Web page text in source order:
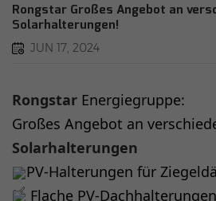
Rongstar Großes Angebot an
Solarhalterungen!
JUN 17, 2024
Rongstar Energiegruppe:
Großes Angebot an
Solarhalterungen
PV-Halterungen für
Flache PV-